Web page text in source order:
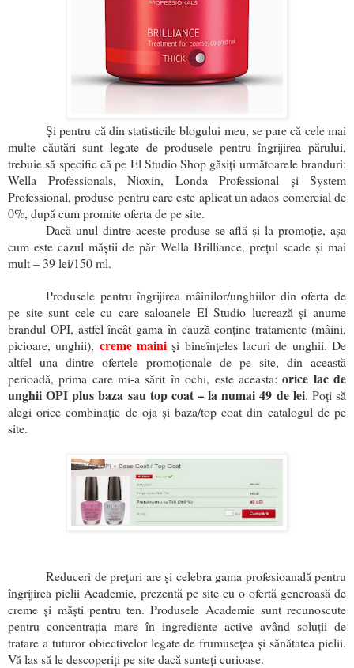
Și pentru că din statisticile blogului meu, se pare că cele mai
multe căutări sunt legate de produsele pentru îngrijirea părului,
trebuie să specific că pe El Studio Shop găsiți următoarele branduri:
Wella Professionals, Nioxin, Londa Professional și System
Professional, produse pentru care este aplicat un adaos comercial de
0%, după cum promite oferta de pe site.
Dacă unul dintre aceste produse se află și la promoție, așa
cum este cazul măștii de păr Wella Brilliance, prețul scade și mai
mult – 39 lei/150 ml.
Produsele pentru îngrijirea mâinilor/unghiilor din oferta de
pe site sunt cele cu care saloanele El Studio lucrează și anume
brandul OPI, astfel încât gama în cauză conține tratamente (mâini,
picioare, unghii), creme maini și bineînțeles lacuri de unghii. De
altfel una dintre ofertele promoționale de pe site, din această
perioadă, prima care mi-a sărit în ochi, este aceasta:orice lac de
unghii OPI plus baza sau top coat – la numai 49 de lei. Poți să
alegi orice combinație de oja și baza/top coat din catalogul de pe
site.
Reduceri de prețuri are și celebra gama profesioanală pentru
îngrijirea pielii Academie, prezentă pe site cu o ofertă generoasă de
creme și măști pentru ten. Produsele Academie sunt recunoscute
pentru concentrația mare în ingrediente active având soluții de
tratare a tuturor obiectivelor legate de frumusețea și sănătatea pielii.
Vă las să le descoperiți pe site dacă sunteți curioase.